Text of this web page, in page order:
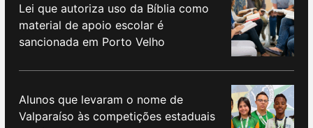
Lei que autoriza uso da Bíblia como
material de apoio escolar é
sancionada em Porto Velho
Alunos que levaram o nome de
Valparaíso às competições estaduais